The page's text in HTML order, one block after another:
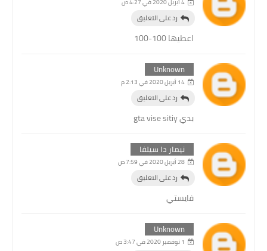
اعطيها 100-100
رد على التعليق
Unknown
14 أبريل 2020 في 2:13 م
بدي gta vise sitiy
رد على التعليق
نيمار دا سيلفا
28 أبريل 2020 في 7:59 ص
فايستي
رد على التعليق
Unknown
1 نوفمبر 2020 في 3:47 ص